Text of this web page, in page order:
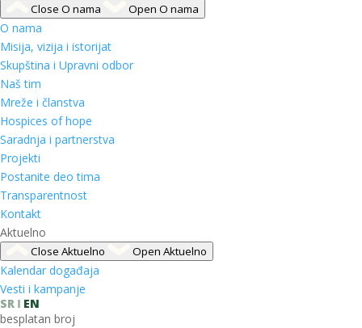
Close O nama Open O nama
O nama
Misija, vizija i istorijat
Skupština i Upravni odbor
Naš tim
Mreže i članstva
Hospices of hope
Saradnja i partnerstva
Projekti
Postanite deo tima
Transparentnost
Kontakt
Aktuelno
Close Aktuelno Open Aktuelno
Kalendar događaja
Vesti i kampanje
SR
EN
besplatan broj